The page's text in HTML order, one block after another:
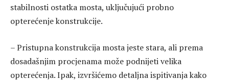
stabilnosti ostatka mosta, uključujući probno
opterećenje konstrukcije.
– Pristupna konstrukcija mosta jeste stara, ali prema
dosadašnjim procjenama može podnijeti velika
opterećenja. Ipak, izvršićemo detaljna ispitivanja kako